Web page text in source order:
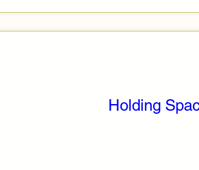
Holding